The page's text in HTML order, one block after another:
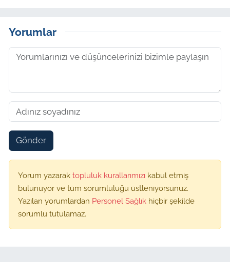
Yorumlar
Gönder
Yorum yazarak topluluk kurallarımızı kabul etmiş
bulunuyor ve tüm sorumluluğu üstleniyorsunuz.
Yazılan yorumlardan Personel Sağlık hiçbir şekilde
sorumlu tutulamaz.